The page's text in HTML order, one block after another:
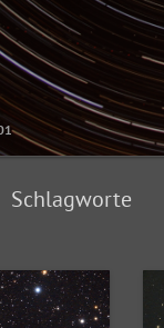
Schlagworte